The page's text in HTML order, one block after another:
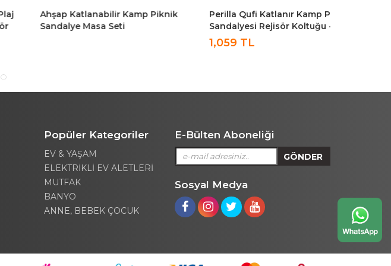
Ahşap Katlanabilir Kamp Piknik
Sandalye Masa Seti
Perilla Qufi Katlanır Kamp Piknik
Sandalyesi Rejisör Koltuğu - 2
Adet Yeşil
1,059 TL
Popüler Kategoriler
EV & YAŞAM
ELEKTRİKLİ EV ALETLERİ
MUTFAK
BANYO
ANNE, BEBEK ÇOCUK
E-Bülten Aboneliği
Sosyal Medya